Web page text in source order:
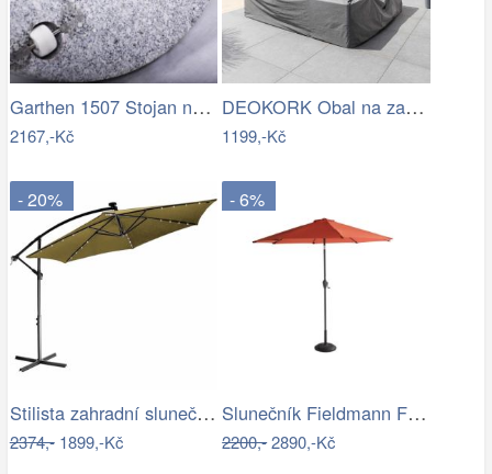
Garthen 1507 Stojan na slunečník …
2167,-Kč
DEOKORK Obal na zahradní nábytek…
1199,-Kč
- 20%
Stilista zahradní slunečník LED s…
2374,-1899,-Kč
- 6%
Slunečník Fieldmann FDZN 4014
2200,-2890,-Kč